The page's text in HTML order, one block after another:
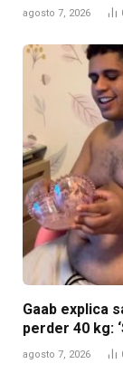
agosto 7, 2026
Gaab explica
perder 40 kg:
agosto 7, 2026